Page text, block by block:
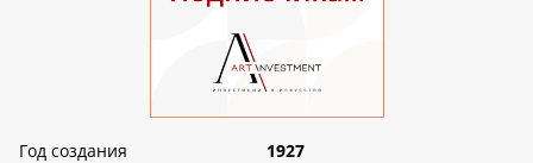
Год создания
1927